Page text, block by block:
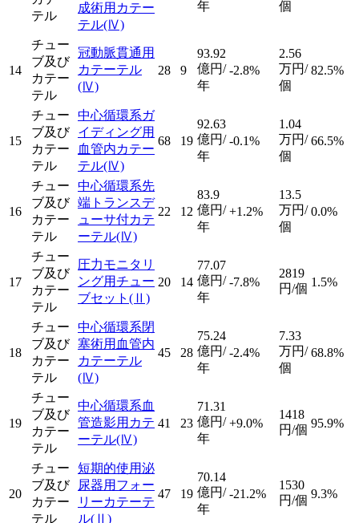
テル
成術用カテー
テル(Ⅳ)
年
個
14
チュー
ブ及び
カテー
テル
冠動脈貫通用
カテーテル
(Ⅳ)
28 9
93.92
億円/
年
-2.8%
2.56
万円/
個
82.5%
15
チュー
ブ及び
カテー
テル
中心循環系ガ
イディング用
血管内カテー
テル(Ⅳ)
68 19
92.63
億円/
年
-0.1%
1.04
万円/
個
66.5%
16
チュー
ブ及び
カテー
テル
中心循環系先
端トランスデ
ューサ付カテ
ーテル(Ⅳ)
22 12
83.9
億円/
年
+1.2%
13.5
万円/
個
0.0%
17
チュー
ブ及び
カテー
テル
圧力モニタリ
ング用チュー
ブセット (Ⅱ)
20 14
77.07
億円/
年
-7.8%
2819
円/個 1.5%
18
チュー
ブ及び
カテー
テル
中心循環系閉
塞術用血管内
カテーテル
(Ⅳ)
45 28
75.24
億円/
年
-2.4%
7.33
万円/
個
68.8%
19
チュー
ブ及び
カテー
テル
中心循環系血
管造影用カテ
ーテル(Ⅳ)
41 23
71.31
億円/
年
+9.0%
1418
円/個 95.9%
20
チュー
ブ及び
カテー
テル
短期的使用泌
尿器用フォー
リーカテーテ
ル(Ⅱ)
47 19
70.14
億円/
年
-21.2%
1530
円/個 9.3%